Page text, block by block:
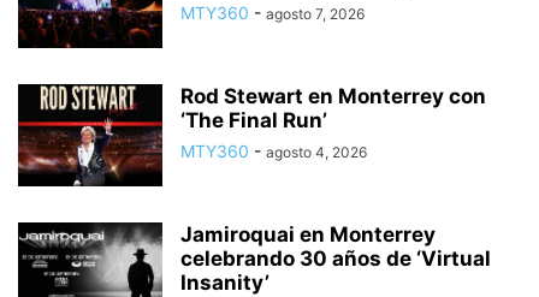
MTY360 - agosto 7, 2026
Rod Stewart en Monterrey con
‘The Final Run’
MTY360 - agosto 4, 2026
Jamiroquai en Monterrey
celebrando 30 años de ‘Virtual
Insanity’